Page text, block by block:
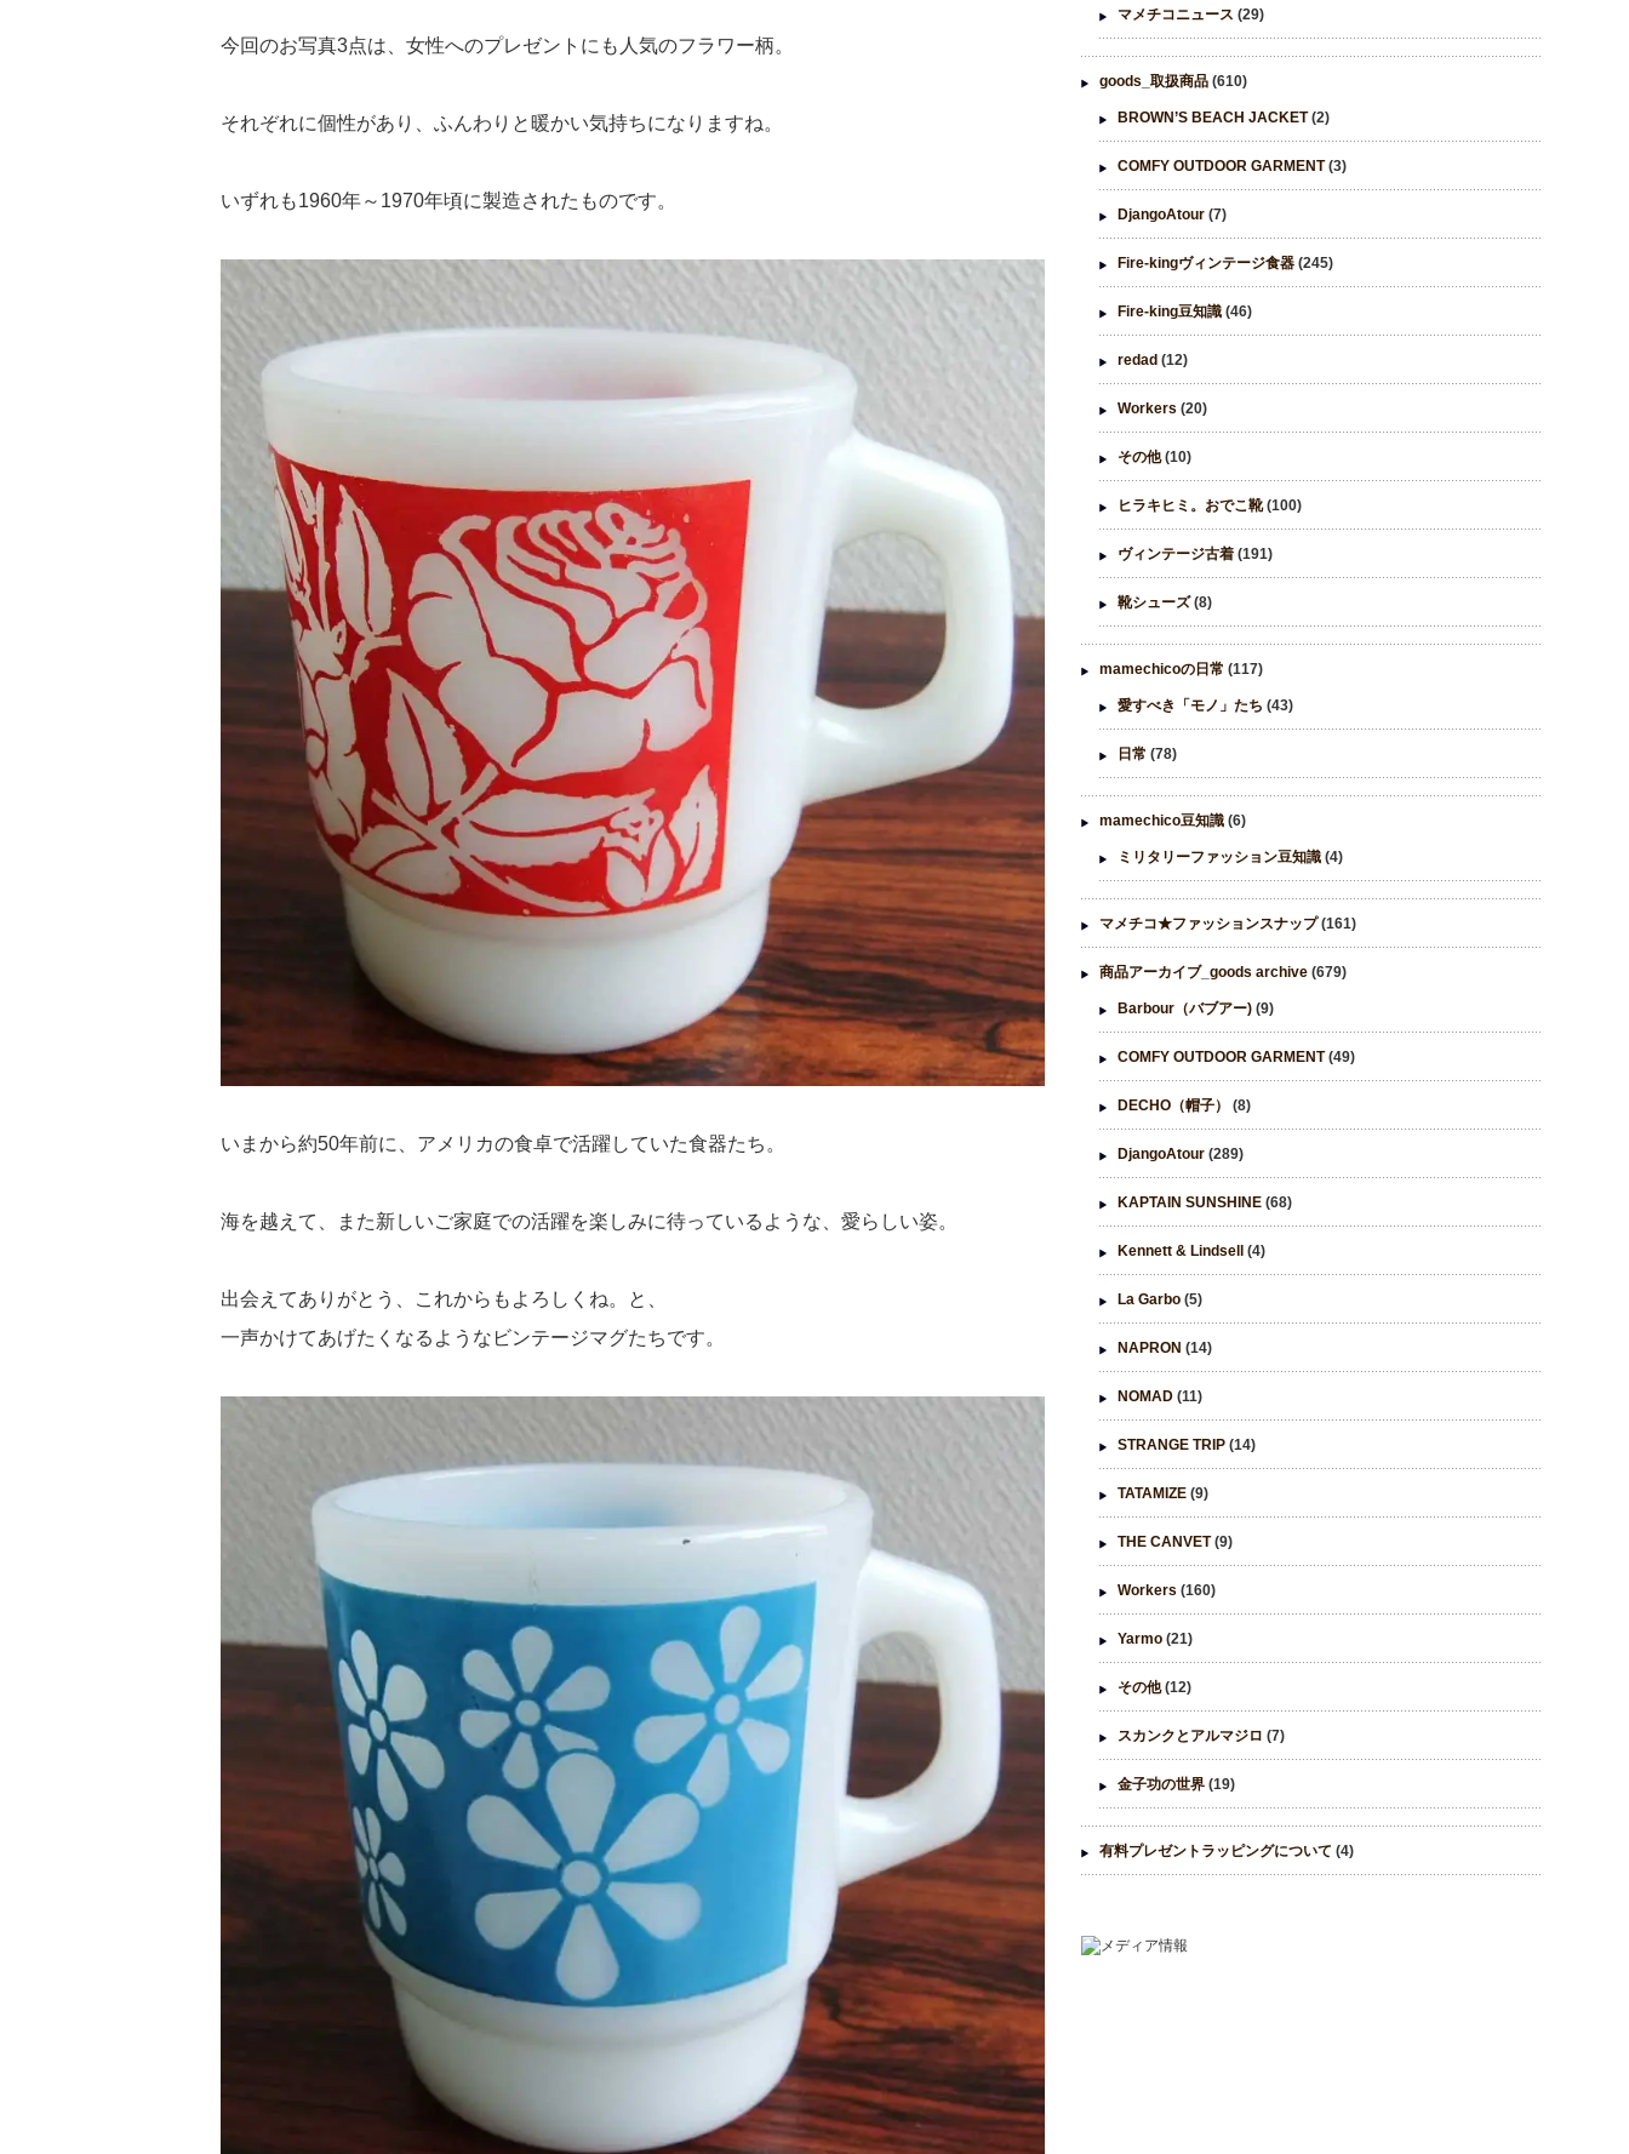
今回のお写真3点は、女性へのプレゼントにも人気のフラワー柄。
それぞれに個性があり、ふんわりと暖かい気持ちになりますね。
いずれも1960年～1970年頃に製造されたものです。
いまから約50年前に、アメリカの食卓で活躍していた食器たち。
海を越えて、また新しいご家庭での活躍を楽しみに待っているような、愛らしい姿。
出会えてありがとう、これからもよろしくね。と、
一声かけてあげたくなるようなビンテージマグたちです。
マメチコニュース (29)
goods_取扱商品 (610)
BROWN’S BEACH JACKET(2)
COMFY OUTDOOR GARMENT(3)
DjangoAtour (7)
Fire-kingヴィンテージ食器 (245)
Fire-king豆知識 (46)
redad (12)
Workers (20)
その他(10)
ヒラキヒミ。おでこ靴(100)
ヴィンテージ古着 (191)
靴シューズ(8)
mamechicoの日常 (117)
愛すべき「モノ」たち (43)
日常 (78)
mamechico豆知識 (6)
ミリタリーファッション豆知識 (4)
マメチコ★ファッションスナップ(161)
商品アーカイブ_goods archive (679)
Barbour（バブアー) (9)
COMFY OUTDOOR GARMENT(49)
DECHO（帽子） (8)
DjangoAtour (289)
KAPTAIN SUNSHINE (68)
Kennett & Lindsell (4)
La Garbo (5)
NAPRON (14)
NOMAD (11)
STRANGE TRIP (14)
TATAMIZE (9)
THE CANVET(9)
Workers (160)
Yarmo (21)
その他(12)
スカンクとアルマジロ (7)
金子功の世界 (19)
有料プレゼントラッピングについて (4)